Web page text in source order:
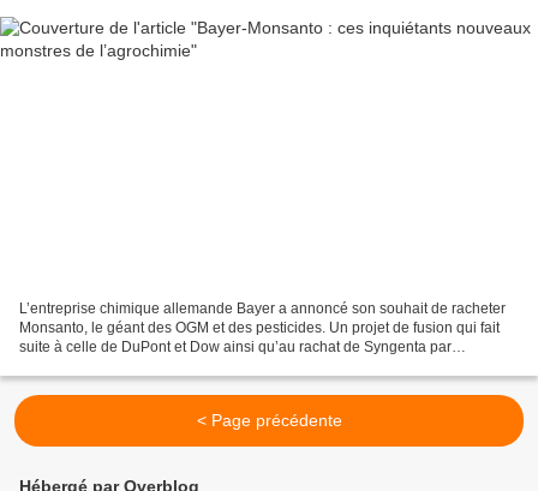
L’entreprise chimique allemande Bayer a annoncé son souhait de racheter
Monsanto, le géant des OGM et des pesticides. Un projet de fusion qui fait
suite à celle de DuPont et Dow ainsi qu’au rachat de Syngenta par
< Page précédente
Hébergé par Overblog